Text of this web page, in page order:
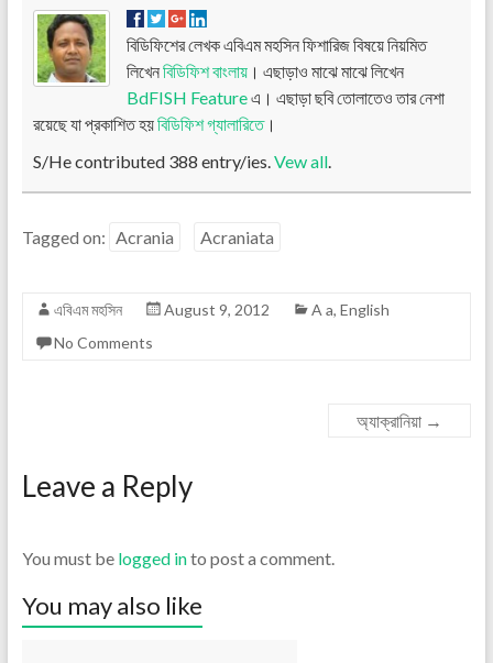
বিডিফিশের লেখক এবিএম মহসিন ফিশারিজ বিষয়ে নিয়মিত
লিখেনবিডিফিশ বাংলায়। এছাড়াও মাঝে মাঝে লিখেন
BdFISH Featureএ। এছাড়া ছবি তোলাতেও তার নেশা
রয়েছে যা প্রকাশিত হয়বিডিফিশ গ্যালারিতে।
S/He contributed 388 entry/ies.Vew all.
Tagged on: Acrania Acraniata
এবিএম মহসিন August 9, 2012 A a, English
No Comments
অ্যাক্রানিয়া →
Leave a Reply
You must be logged into post a comment.
You may also like